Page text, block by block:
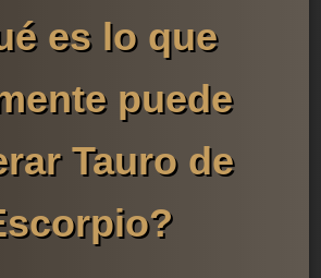
es lo que
puede
Tauro de